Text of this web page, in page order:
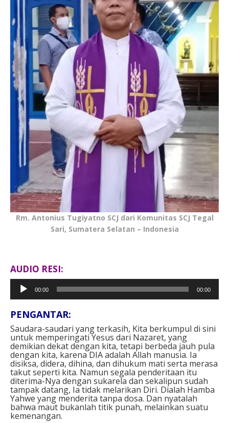
Rm. Antonius Tugiyatno SCJ dari Komunitas SCJ Tegal
Sari, Sumatera Selatan – Indonesia
AUDIO RESI:
Pemutar
Audio
00:00 00:00
PENGANTAR:
Saudara-saudari yang terkasih, Kita berkumpul di sini
untuk memperingati Yesus dari Nazaret, yang
demikian dekat dengan kita, tetapi berbeda jauh pula
dengan kita, karena DIA adalah Allah manusia. Ia
disiksa, didera, dihina, dan dihukum mati serta merasa
takut seperti kita. Namun segala penderitaan itu
diterima-Nya dengan sukarela dan sekalipun sudah
tampak datang, Ia tidak melarikan Diri. Dialah Hamba
Yahwe yang menderita tanpa dosa. Dan nyatalah
bahwa maut bukanlah titik punah, melainkan suatu
kemenangan.